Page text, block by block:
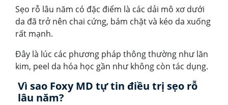
Sẹo rỗ lâu năm có đặc điểm là các dải mô xơ dưới
da đã trở nên chai cứng, bám chặt và kéo da xuống
rất mạnh.
Đây là lúc các phương pháp thông thường như lăn
kim, peel da hóa học gần như không còn tác dụng.
Vì sao Foxy MD tự tin điều trị sẹo rỗ
lâu năm?